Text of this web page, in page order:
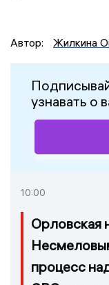
Автор: Жилкина
узнавать о
10:00
Орловская
процесс